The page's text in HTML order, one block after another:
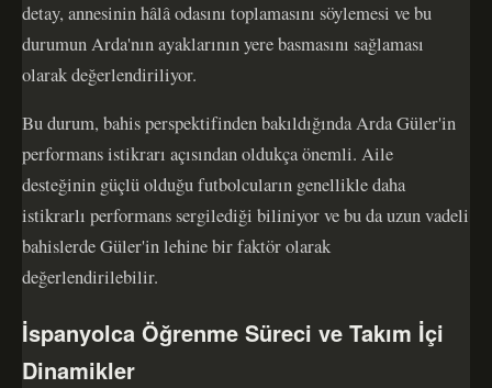
detay, annesinin hâlâ odasını toplamasını söylemesi ve bu
durumun Arda'nın ayaklarının yere basmasını sağlaması
olarak değerlendiriliyor.
Bu durum, bahis perspektifinden bakıldığında Arda Güler'in
performans istikrarı açısından oldukça önemli. Aile
desteğinin güçlü olduğu futbolcuların genellikle daha
istikrarlı performans sergilediği biliniyor ve bu da uzun vadeli
bahislerde Güler'in lehine bir faktör olarak
değerlendirilebilir.
İspanyolca Öğrenme Süreci ve Takım İçi
Dinamikler